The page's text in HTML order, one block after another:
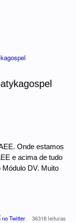
Onde estamos
e acima de tudo
DV. Muito
no Twitter 36318 leituras